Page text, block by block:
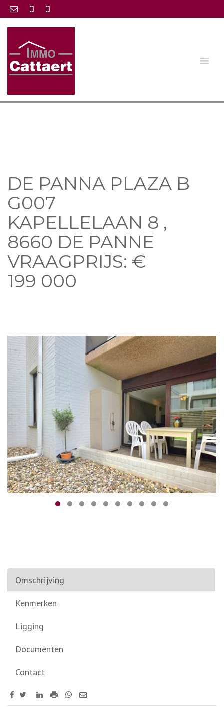
DE PANNA PLAZA B
G007
KAPELLELAAN 8 ,
8660 DE PANNE
VRAAGPRIJS: €
199 000
Omschrijving
Kenmerken
Ligging
Documenten
Contact